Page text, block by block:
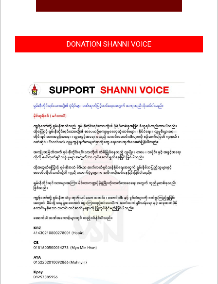
DONATION SHANNI VOICE